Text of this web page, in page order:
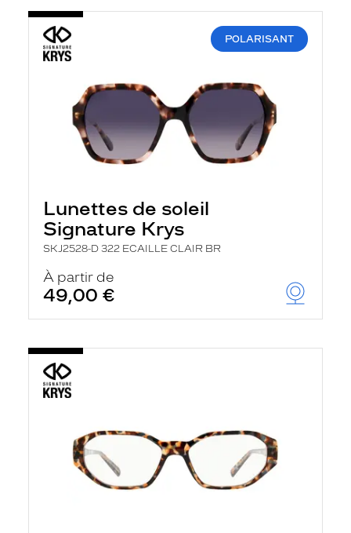
POLARISANT
Lunettes de soleil
Signature Krys
SKJ2528-D 322 ECAILLE CLAIR BR
À partir de
49,00 €